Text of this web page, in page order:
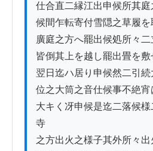
仕合直二縁江出申候所其
候間乍転寄付雪隠之草履を
廣庭之方へ罷出候処所々
皆倒其上を越し罷出畳を敷
翌日迄ハ居り申候然二引続
位之大筒之音仕候事不絶宵
大キく冴申候是迄二落候
寺
之方出火之様子其外所々出